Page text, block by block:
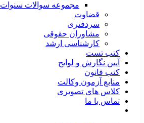
مجموعه سوالات سنوات
قضاوت
سردفتری
مشاوران حقوقی
کارشناسی ارشد
کتب تست
آیین نگارش و لوایح
کتب قانون
منابع آزمون وکالت
کلاس های تصویری
تماس با ما